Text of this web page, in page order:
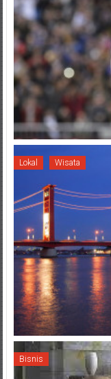
Lokal Wisata
Bisnis